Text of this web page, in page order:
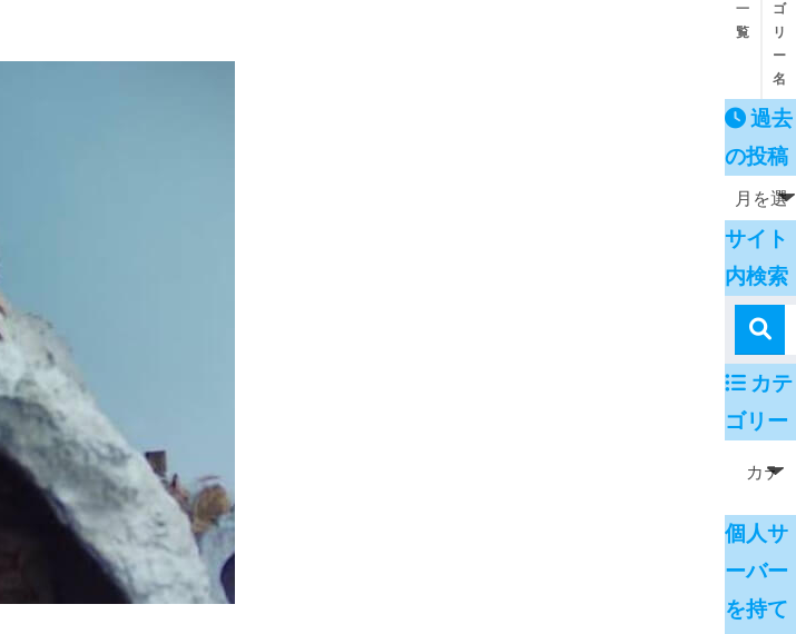
一
覧
ゴ
リ
ー
名
過去
の投稿
サイト
内検索
カテ
ゴリー
個人サ
ーバー
を持て